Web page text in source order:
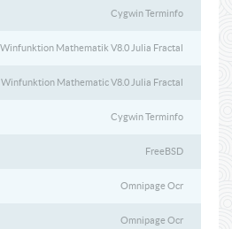
Cygwin Terminfo
Winfunktion Mathematik V8.0 Julia Fractal
Winfunktion Mathematic V8.0 Julia Fractal
Cygwin Terminfo
FreeBSD
Omnipage Ocr
Omnipage Ocr